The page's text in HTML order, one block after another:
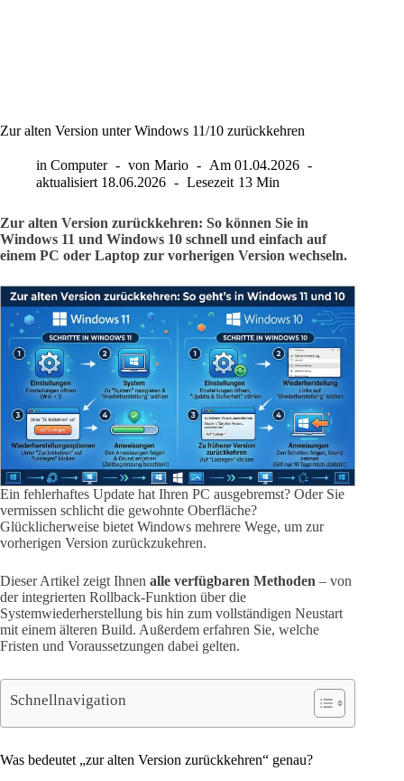
Zur alten Version unter Windows 11/10 zurückkehren
in Computer von Mario Am 01.04.2026
aktualisiert 18.06.2026 Lesezeit 13 Min
Zur alten Version zurückkehren: So können Sie in
Windows 11 und Windows 10 schnell und einfach auf
einem PC oder Laptop zur vorherigen Version wechseln.
Ein fehlerhaftes Update hat Ihren PC ausgebremst? Oder Sie
vermissen schlicht die gewohnte Oberfläche?
Glücklicherweise bietet Windows mehrere Wege, um zur
vorherigen Version zurückzukehren.
Dieser Artikel zeigt Ihnen alle verfügbaren Methoden – von
der integrierten Rollback-Funktion über die
Systemwiederherstellung bis hin zum vollständigen Neustart
mit einem älteren Build. Außerdem erfahren Sie, welche
Fristen und Voraussetzungen dabei gelten.
Schnellnavigation
Was bedeutet „zur alten Version zurückkehren“ genau?